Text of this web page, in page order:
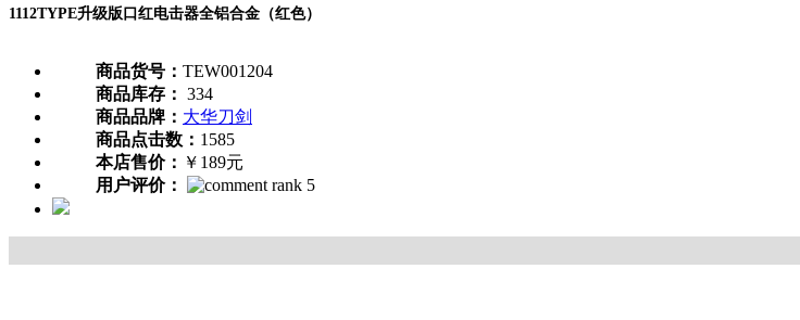
1112TYPE升级版口红电击器全铝合金（红色）
商品货号： TEW001204
商品库存： 334
商品品牌： 大华刀剑
商品点击数： 1585
本店售价： ￥189元
用户评价：